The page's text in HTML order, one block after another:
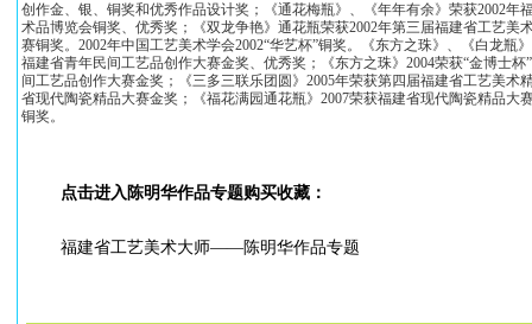
创作金、银、铜奖和优秀作品设计奖；《通花梅瓶》、《年年有余》荣获2002年
术品博览会铜奖、优秀奖；《双龙争艳》通花瓶荣获2002年第三届福建省工艺美
赛铜奖。2002年中国工艺美术学会2002“华艺杯”铜奖。《东方之珠》、《白龙瓶
福建省青年民间工艺品创作大赛金奖、优秀奖；《东方之珠》2004荣获“金博士杯
间工艺品创作大赛金奖；《三多三联乐团圆》2005年荣获第四届福建省工艺美术
省现代陶瓷精品大赛金奖；《福花满园通花瓶》2007荣获福建省现代陶瓷精品大
铜奖。
点击进入陈明华作品专题购买收藏：
福建省工艺美术大师——陈明华作品专题